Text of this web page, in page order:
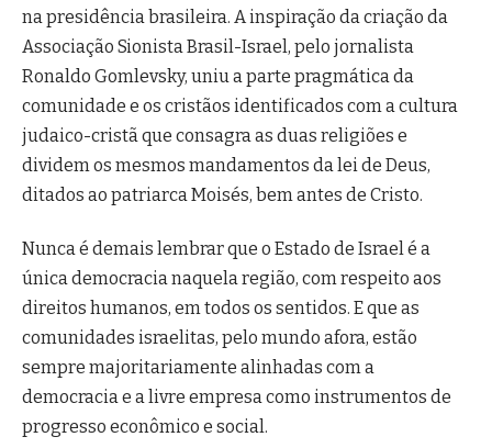
na presidência brasileira. A inspiração da criação da
Associação Sionista Brasil-Israel, pelo jornalista
Ronaldo Gomlevsky, uniu a parte pragmática da
comunidade e os cristãos identificados com a cultura
judaico-cristã que consagra as duas religiões e
dividem os mesmos mandamentos da lei de Deus,
ditados ao patriarca Moisés, bem antes de Cristo.
Nunca é demais lembrar que o Estado de Israel é a
única democracia naquela região, com respeito aos
direitos humanos, em todos os sentidos. E que as
comunidades israelitas, pelo mundo afora, estão
sempre majoritariamente alinhadas com a
democracia e a livre empresa como instrumentos de
progresso econômico e social.